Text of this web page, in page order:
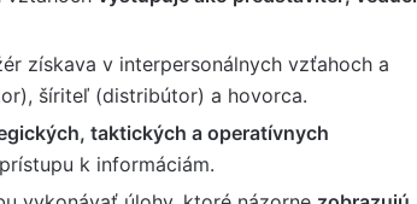
získava v interpersonálnych vzťahoch a
šíriteľ (distribútor) a hovorca.
taktických a operatívnych
k informáciám.